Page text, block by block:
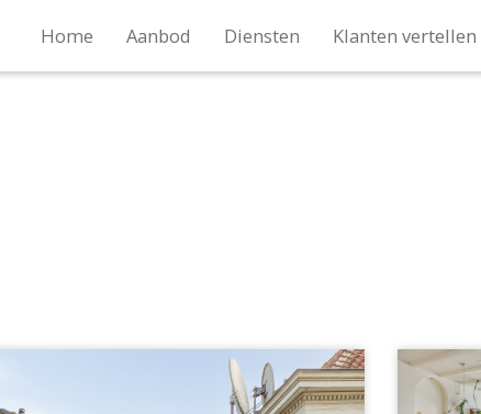
Home Aanbod Diensten Klanten vertellen